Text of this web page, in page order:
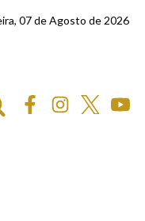
07 de Agosto de 2026